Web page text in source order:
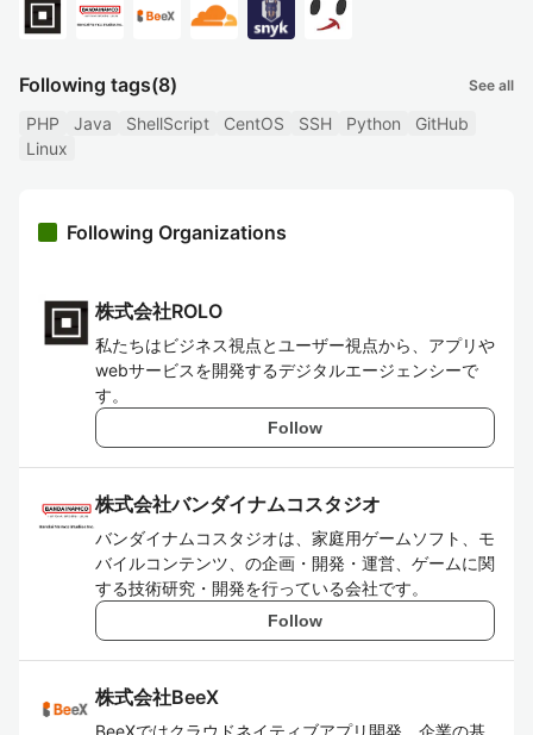
Following tags(8) See all
PHP Java ShellScript CentOS SSH Python
GitHub
Linux
Following Organizations
株式会社ROLO
私たちはビジネス視点とユーザー視点から、アプリや
webサービスを開発するデジタルエージェンシーで
す。
Follow
株式会社バンダイナムコスタジオ
バンダイナムコスタジオは、家庭用ゲームソフト、モ
バイルコンテンツ、の企画・開発・運営、ゲームに関
する技術研究・開発を行っている会社です。
Follow
株式会社BeeX
BeeXではクラウドネイティブアプリ開発、企業の基